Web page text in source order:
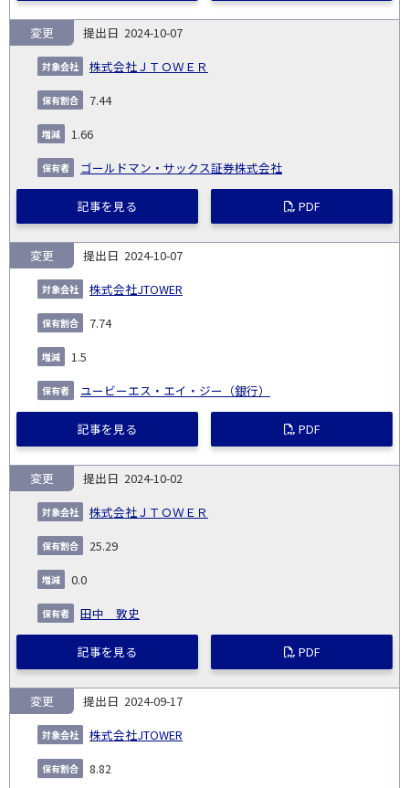
2024-10-07
株式会社ＪＴＯＷＥＲ
変更
7.44
1.66
ゴールドマン・サックス証券株式会社
記事を見る PDF
2024-10-07
株式会社JTOWER
変更
7.74
1.5
ユービーエス・エイ・ジー（銀行）
記事を見る PDF
2024-10-02
株式会社ＪＴＯＷＥＲ
変更
25.29
0.0
田中 敦史
記事を見る PDF
2024-09-17
株式会社JTOWER
変更
8.82